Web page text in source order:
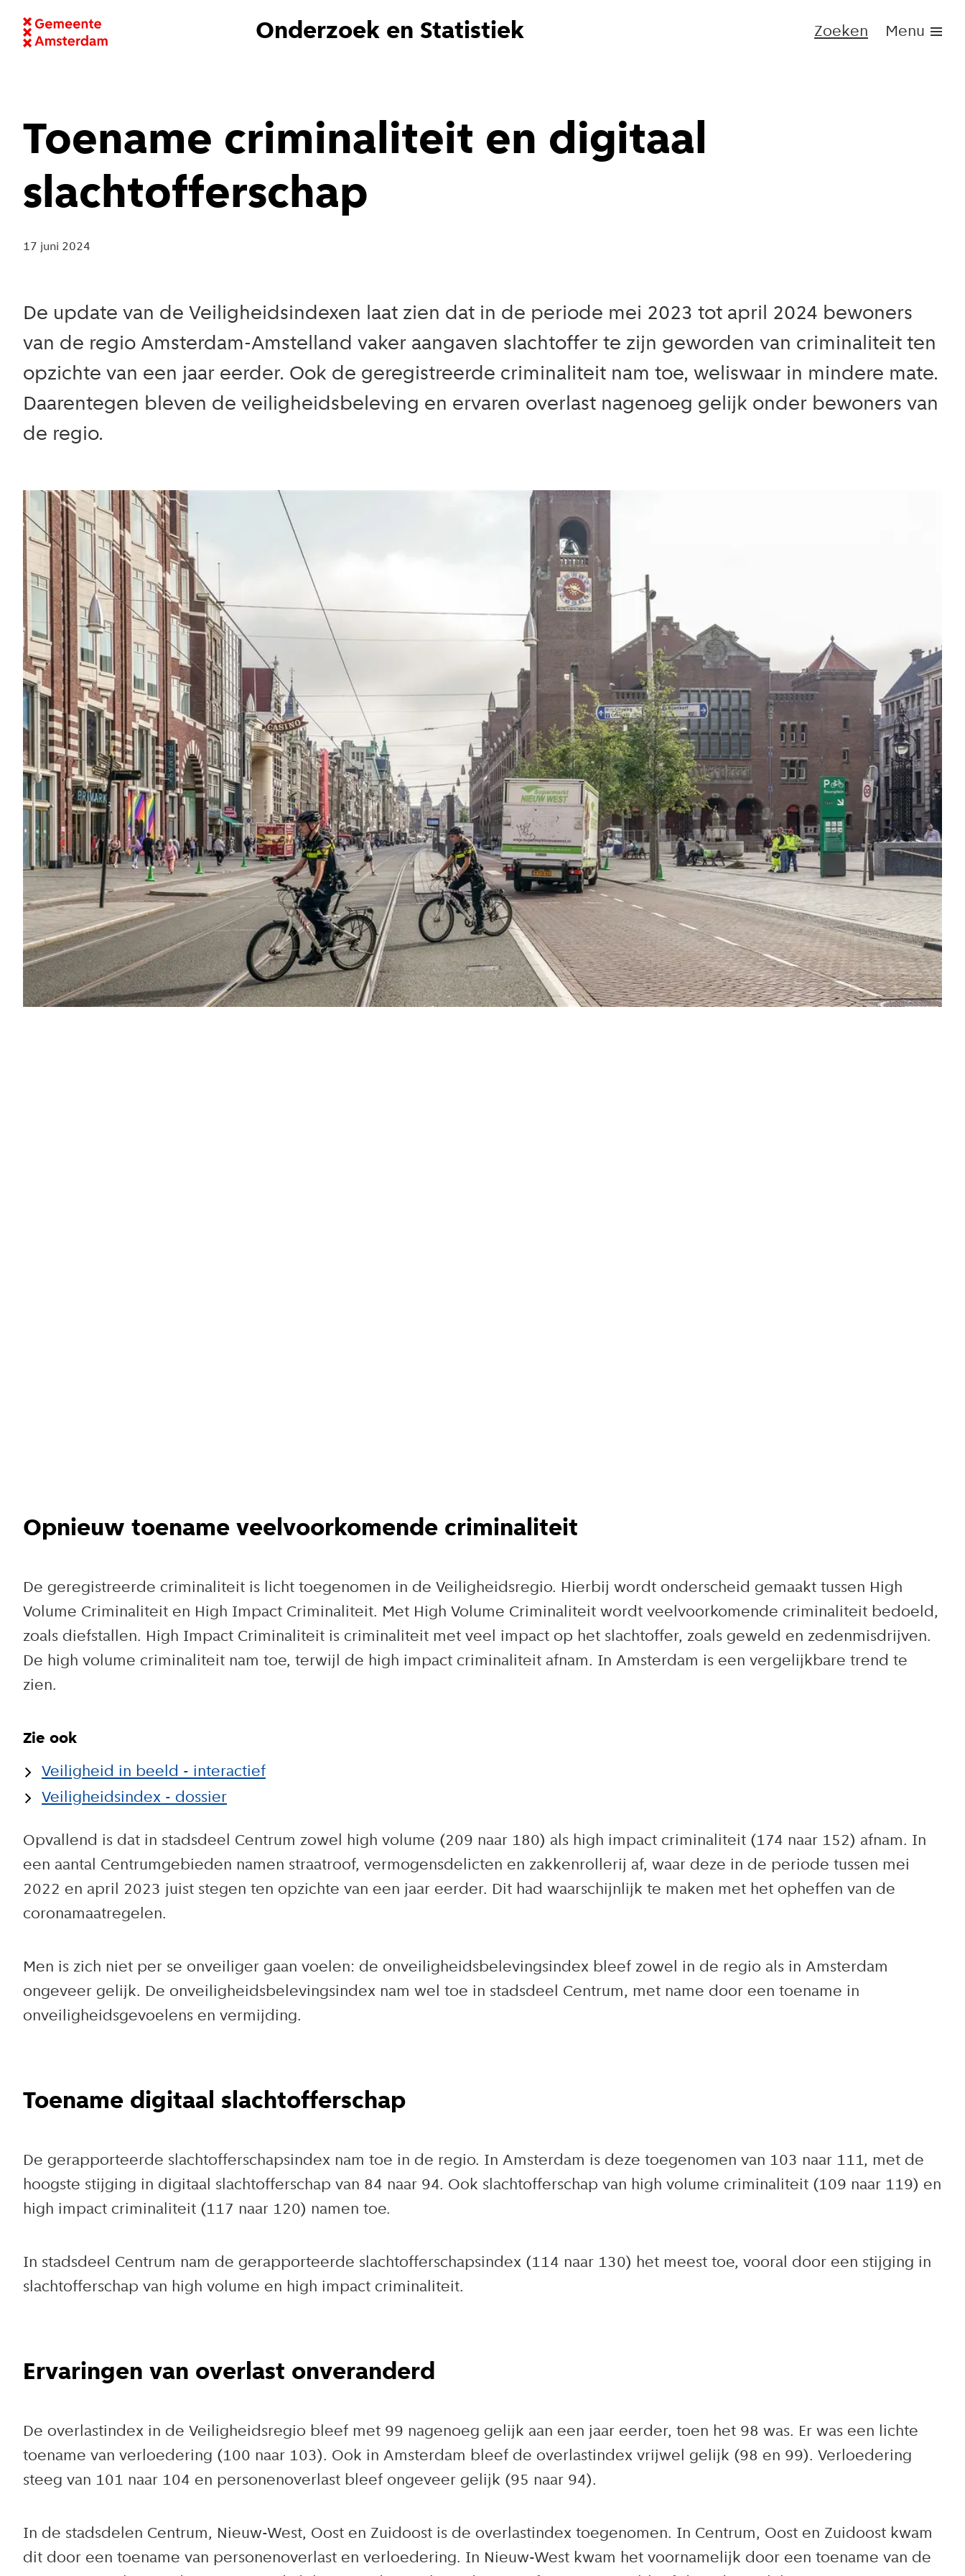
Onderzoek en Statistiek Zoeken Menu
Toename criminaliteit en digitaal
slachtofferschap
17 juni 2024
De update van de Veiligheidsindexen laat zien dat in de periode mei 2023 tot april 2024 bewoners
van de regio Amsterdam-Amstelland vaker aangaven slachtoffer te zijn geworden van criminaliteit ten
opzichte van een jaar eerder. Ook de geregistreerde criminaliteit nam toe, weliswaar in mindere mate.
Daarentegen bleven de veiligheidsbeleving en ervaren overlast nagenoeg gelijk onder bewoners van
de regio.
Opnieuw toename veelvoorkomende criminaliteit
De geregistreerde criminaliteit is licht toegenomen in de Veiligheidsregio. Hierbij wordt onderscheid gemaakt tussen High
Volume Criminaliteit en High Impact Criminaliteit. Met High Volume Criminaliteit wordt veelvoorkomende criminaliteit bedoeld,
zoals diefstallen. High Impact Criminaliteit is criminaliteit met veel impact op het slachtoffer, zoals geweld en zedenmisdrijven.
De high volume criminaliteit nam toe, terwijl de high impact criminaliteit afnam. In Amsterdam is een vergelijkbare trend te
zien.
Zie ook
Veiligheid in beeld - interactief
Veiligheidsindex - dossier
Opvallend is dat in stadsdeel Centrum zowel high volume (209 naar 180) als high impact criminaliteit (174 naar 152) afnam. In
een aantal Centrumgebieden namen straatroof, vermogensdelicten en zakkenrollerij af, waar deze in de periode tussen mei
2022 en april 2023 juist stegen ten opzichte van een jaar eerder. Dit had waarschijnlijk te maken met het opheffen van de
coronamaatregelen.
Men is zich niet per se onveiliger gaan voelen: de onveiligheidsbelevingsindex bleef zowel in de regio als in Amsterdam
ongeveer gelijk. De onveiligheidsbelevingsindex nam wel toe in stadsdeel Centrum, met name door een toename in
onveiligheidsgevoelens en vermijding.
Toename digitaal slachtofferschap
De gerapporteerde slachtofferschapsindex nam toe in de regio. In Amsterdam is deze toegenomen van 103 naar 111, met de
hoogste stijging in digitaal slachtofferschap van 84 naar 94. Ook slachtofferschap van high volume criminaliteit (109 naar 119) en
high impact criminaliteit (117 naar 120) namen toe.
In stadsdeel Centrum nam de gerapporteerde slachtofferschapsindex (114 naar 130) het meest toe, vooral door een stijging in
slachtofferschap van high volume en high impact criminaliteit.
Ervaringen van overlast onveranderd
De overlastindex in de Veiligheidsregio bleef met 99 nagenoeg gelijk aan een jaar eerder, toen het 98 was. Er was een lichte
toename van verloedering (100 naar 103). Ook in Amsterdam bleef de overlastindex vrijwel gelijk (98 en 99). Verloedering
steeg van 101 naar 104 en personenoverlast bleef ongeveer gelijk (95 naar 94).
In de stadsdelen Centrum, Nieuw-West, Oost en Zuidoost is de overlastindex toegenomen. In Centrum, Oost en Zuidoost kwam
dit door een toename van personenoverlast en verloedering. In Nieuw-West kwam het voornamelijk door een toename van de